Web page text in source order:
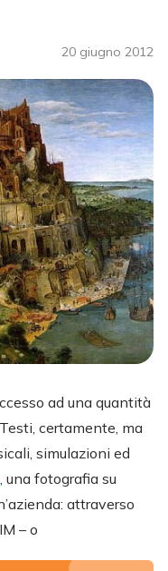
20 giugno 2012
ad una quantità
certamente, ma
simulazioni ed
, una fotografia su
attraverso
– o